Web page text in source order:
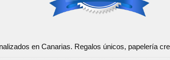
en Canarias. Regalos únicos, papelería